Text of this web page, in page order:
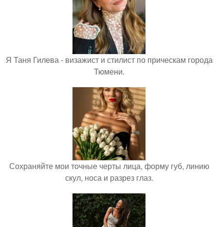
Я Таня Гилева - визажист и стилист по прическам города
Тюмени.
Сохраняйте мои точные черты лица, форму губ, линию
скул, носа и разрез глаз.